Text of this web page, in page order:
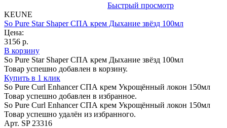
Быстрый просмотр
KEUNE
So Pure Star Shaper СПА крем Дыхание звёзд 100мл
Цена:
3156 р.
В корзину
So Pure Star Shaper СПА крем Дыхание звёзд 100мл
Товар успешно добавлен в корзину.
Купить в 1 клик
So Pure Curl Enhancer СПА крем Укрощённый локон 150мл
Товар успешно добавлен в избранное.
So Pure Curl Enhancer СПА крем Укрощённый локон 150мл
Товар успешно удалён из избранного.
Арт. SP 23316